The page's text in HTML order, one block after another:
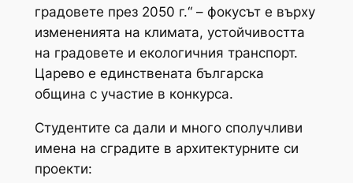
градовете през 2050 г.“ – фокусът е върху
измененията на климата, устойчивостта
на градовете и екологичния транспорт.
Царево е единствената българска
община с участие в конкурса.
Студентите са дали и много сполучливи
имена на сградите в архитектурните си
проекти: